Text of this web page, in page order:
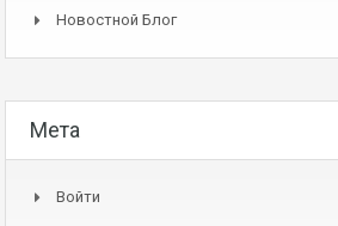
Новостной Блог
Мета
Войти